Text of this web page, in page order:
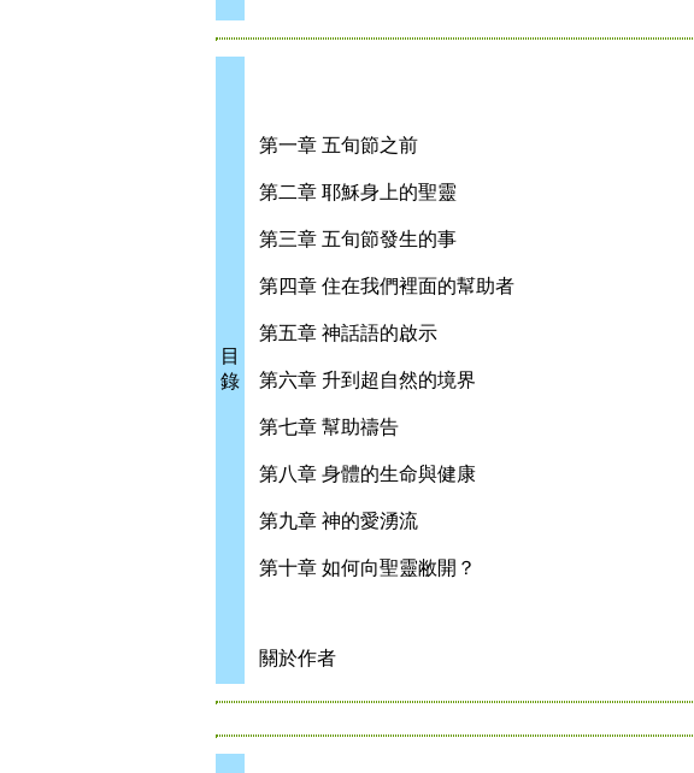
目
錄
第一章 五旬節之前
第二章 耶穌身上的聖靈
第三章 五旬節發生的事
第四章 住在我們裡面的幫助者
第五章 神話語的啟示
第六章 升到超自然的境界
第七章 幫助禱告
第八章 身體的生命與健康
第九章 神的愛湧流
第十章 如何向聖靈敝開？
關於作者